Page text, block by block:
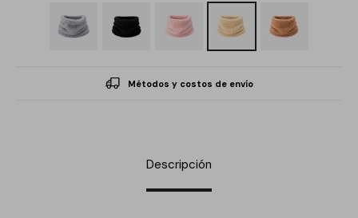
Métodos y costos de envío
Descripción